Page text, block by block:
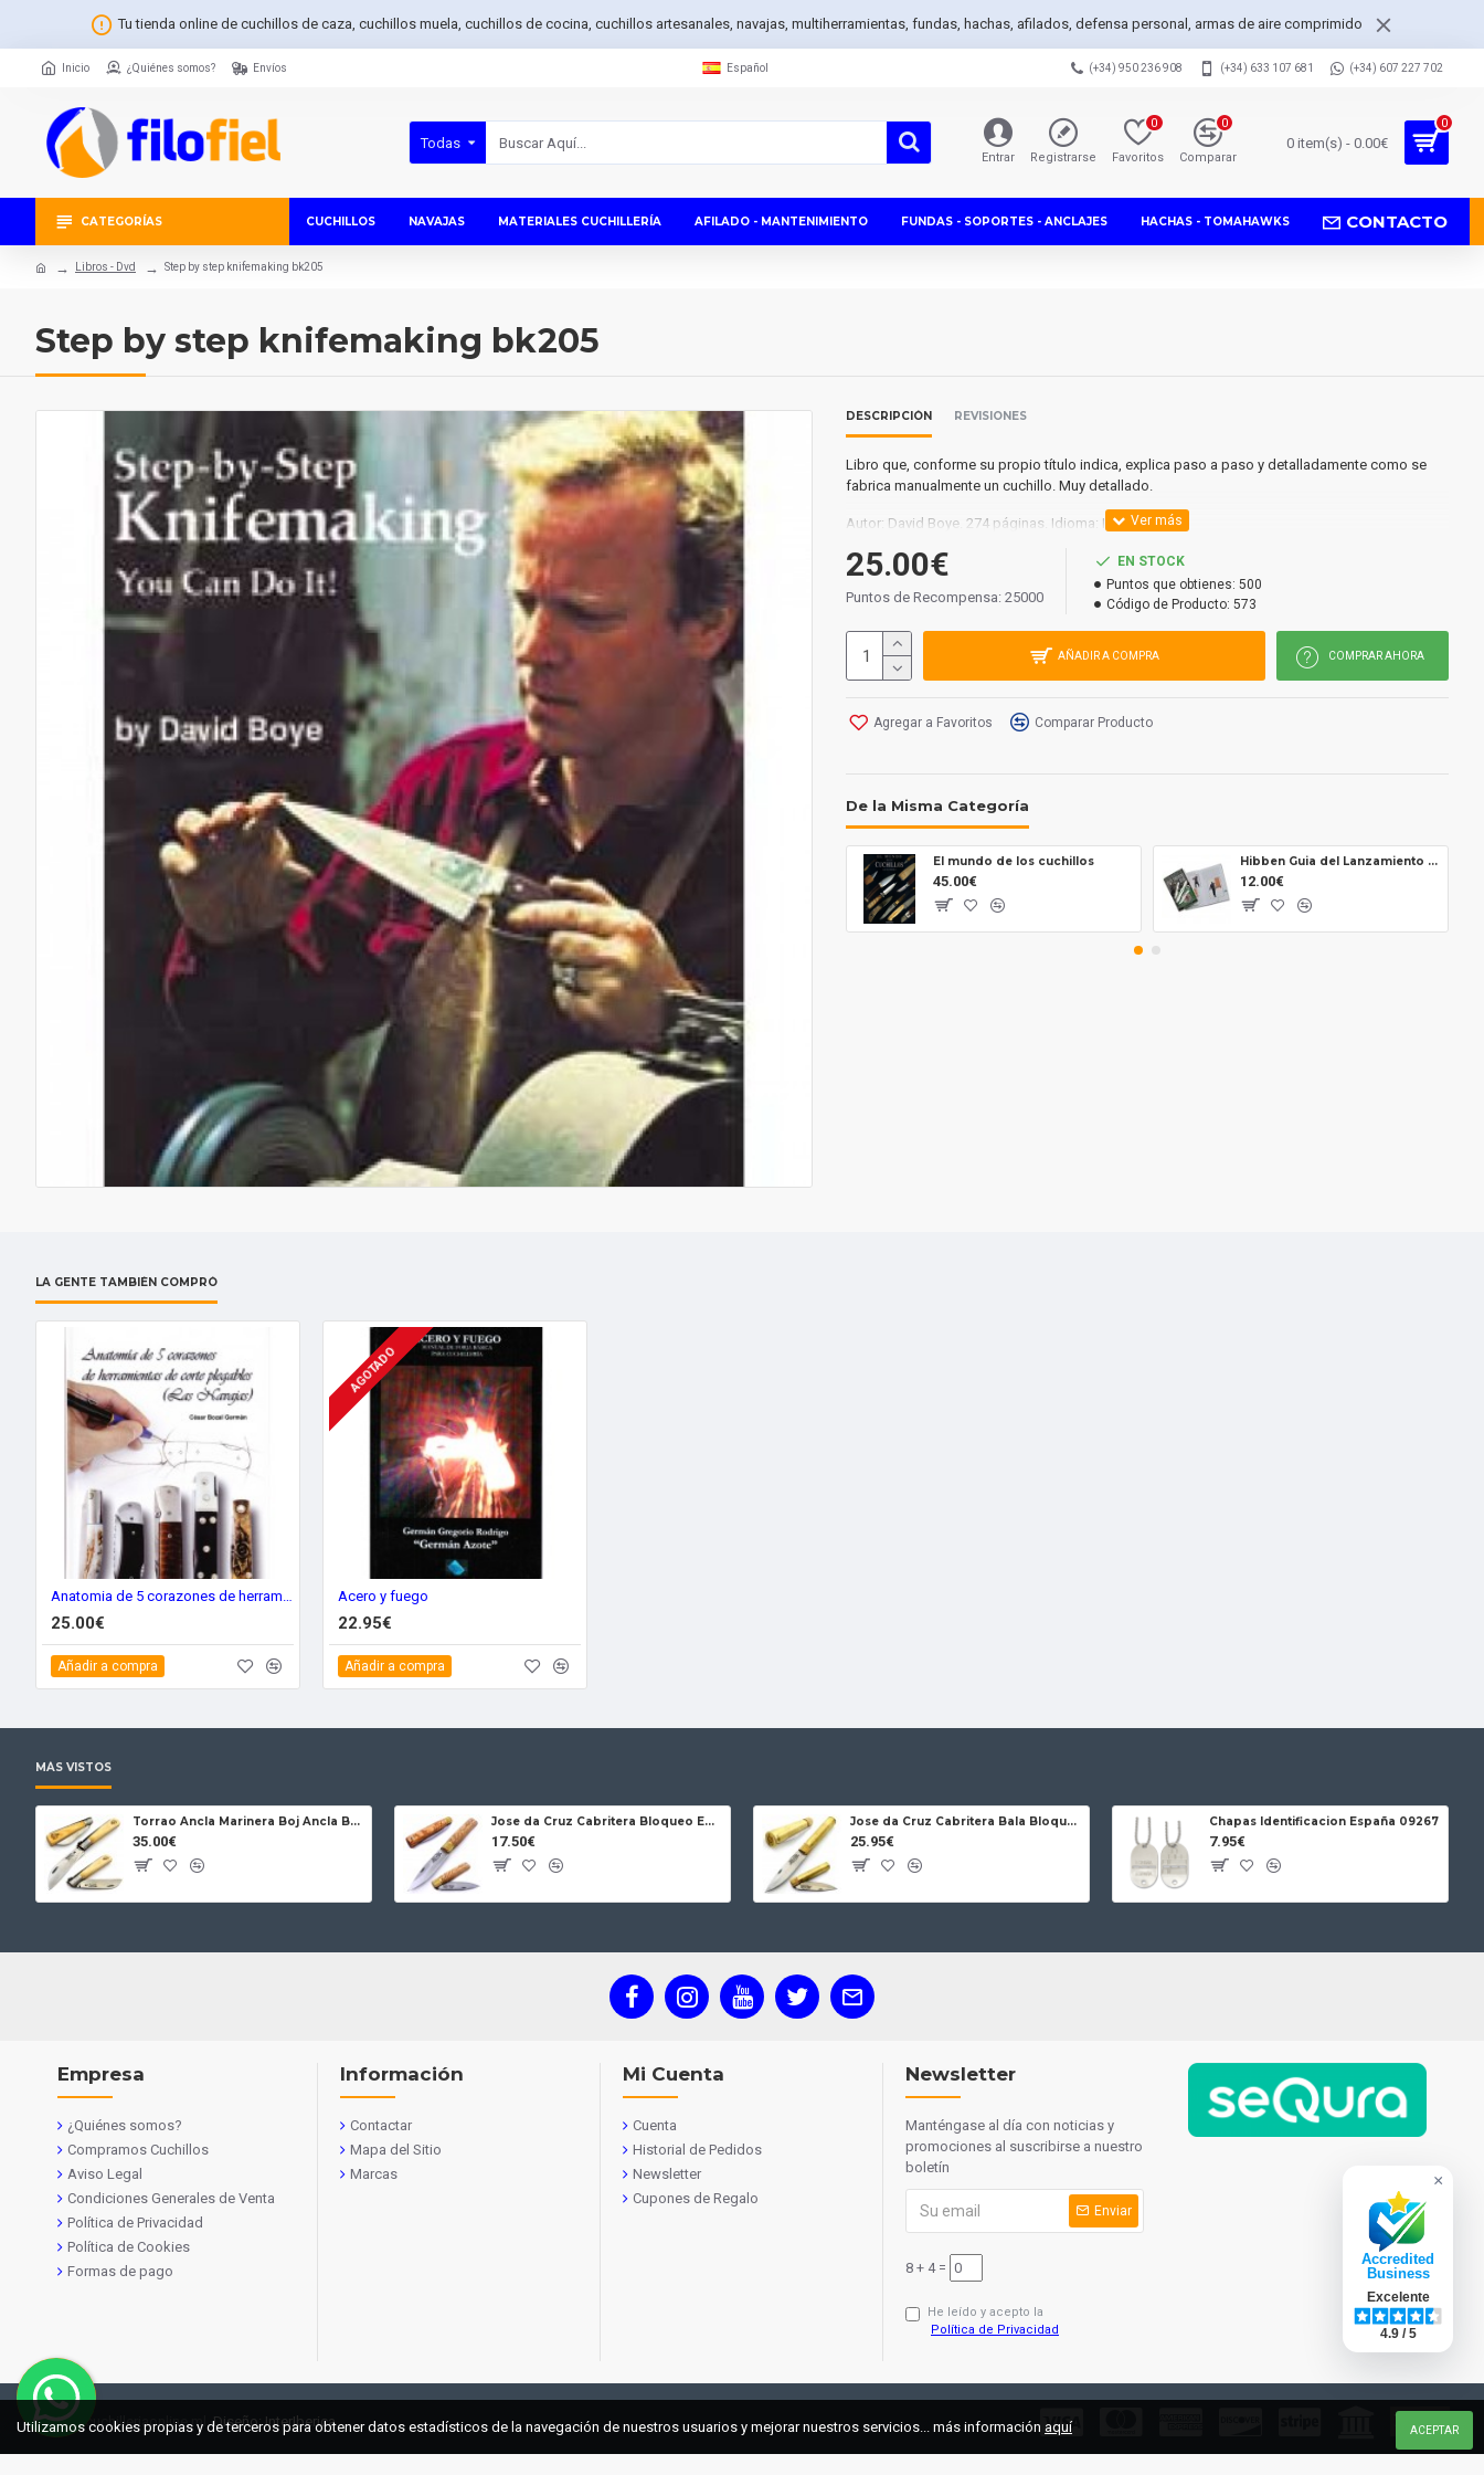
Tu tienda online de cuchillos de caza, cuchillos muela, cuchillos de cocina, cuchillos artesanales, navajas, multiherramientas, fundas, hachas, afilados, defensa personal, armas de aire comprimido
Inicio ¿Quiénes somos? Envíos Español (+34) 950 236 908 (+34) 633 107 681 (+34) 607 227 702
Todas
Entrar Registrarse Favoritos
0
Comparar
0
0 item(s) - 0.00€
0
CATEGORÍAS CUCHILLOS NAVAJAS MATERIALES CUCHILLERÍA AFILADO - MANTENIMIENTO FUNDAS - SOPORTES - ANCLAJES HACHAS - TOMAHAWKS CONTACTO
Libros - Dvd Step by step knifemaking bk205
Step by step knifemaking bk205
DESCRIPCIÓN REVISIONES
Libro que, conforme su propio título indica, explica paso a paso y detalladamente como se
fabrica manualmente un cuchillo. Muy detallado.
Autor: David Boye. 274 páginas. Idioma: Inglés.
25.00€
Puntos de Recompensa: 25000
EN STOCK
Puntos que obtienes: 500
Código de Producto: 573
AÑADIR A COMPRA COMPRAR AHORA
Agregar a Favoritos Comparar Producto
De la Misma Categoría
El mundo de los cuchillos
45.00€
Hibben Guia del Lanzamiento de Cuchillos uc882
12.00€
LA GENTE TAMBIÉN COMPRÓ
Anatomia de 5 corazones de herramientas de corte plegable
25.00€
Añadir a compra
AGOTADO
Acero y fuego
22.95€
Añadir a compra
MÁS VISTOS
Torrao Ancla Marinera Boj Ancla Bloqueo
35.00€
Jose da Cruz Cabritera Bloqueo Encina Carbono
17.50€
Jose da Cruz Cabritera Bala Bloqueo Carbono
25.95€
Chapas Identificacion España 09267
7.95€
Empresa
¿Quiénes somos?
Compramos Cuchillos
Aviso Legal
Condiciones Generales de Venta
Política de Privacidad
Política de Cookies
Formas de pago
Información
Contactar
Mapa del Sitio
Marcas
Mi Cuenta
Cuenta
Historial de Pedidos
Newsletter
Cupones de Regalo
Newsletter
Manténgase al día con noticias y
promociones al suscribirse a nuestro
boletín
Enviar
8 + 4 =
He leído y acepto la
Política de Privacidad
© 2021 cuchilleriaonline.ml Diseño: InterIberica ACEPTAR
Utilizamos cookies propias y de terceros para obtener datos estadísticos de la navegación de nuestros usuarios y mejorar nuestros servicios... más información aquí
×
Accredited
Business
Excelente
4.9 / 5